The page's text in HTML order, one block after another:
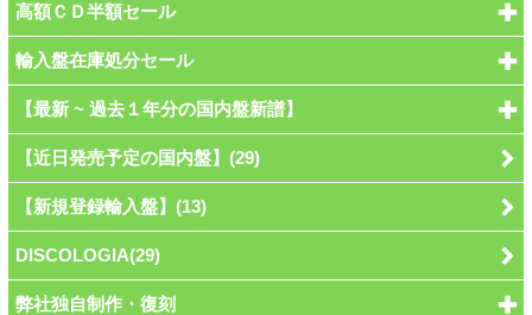
高額ＣＤ半額セール
輸入盤在庫処分セール
【最新 ~ 過去１年分の国内盤新譜】
【近日発売予定の国内盤】(29)
【新規登録輸入盤】(13)
DISCOLOGIA(29)
弊社独自制作・復刻